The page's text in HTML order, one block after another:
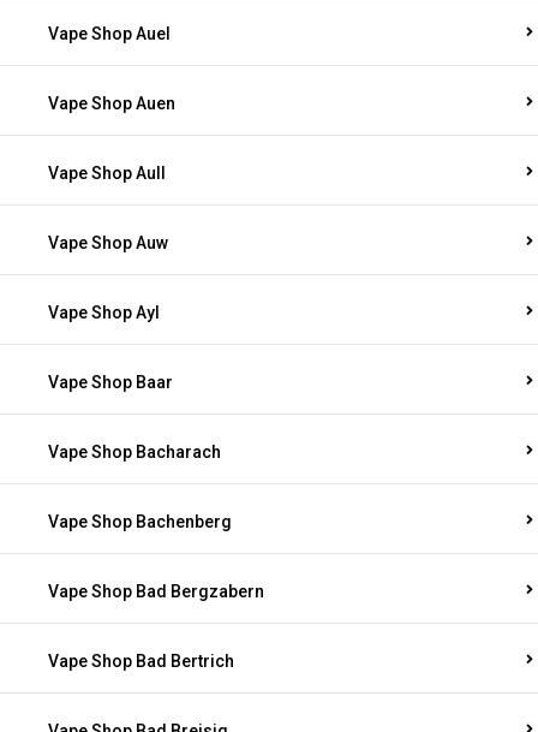
Vape Shop Auel
Vape Shop Auen
Vape Shop Aull
Vape Shop Auw
Vape Shop Ayl
Vape Shop Baar
Vape Shop Bacharach
Vape Shop Bachenberg
Vape Shop Bad Bergzabern
Vape Shop Bad Bertrich